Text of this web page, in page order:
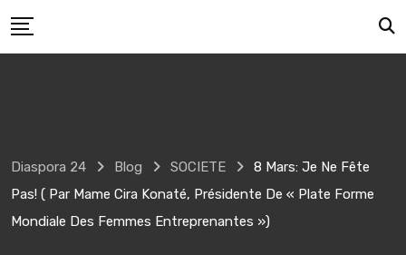
to
Diaspora 24 Blog SOCIETE
8 Mars: Je Ne Fête
Pas! ( Par Mame Cira Konaté, Présidente De « Plate Forme
Mondiale Des Femmes Entreprenantes »)